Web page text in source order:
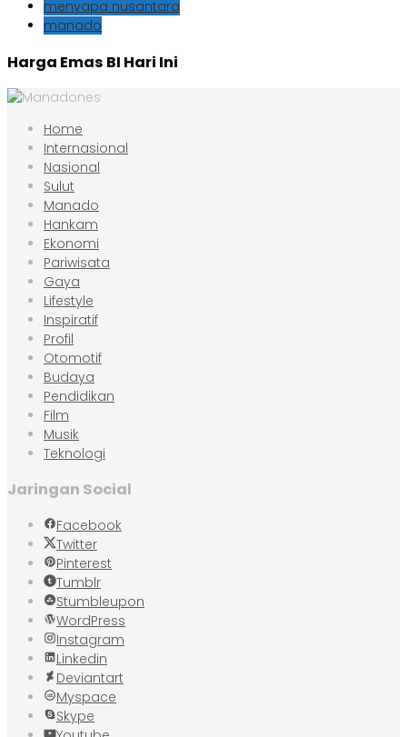
menyapa nusantara
manado
Harga Emas BI Hari Ini
Home
Internasional
Nasional
Sulut
Manado
Hankam
Ekonomi
Pariwisata
Gaya
Lifestyle
Inspiratif
Profil
Otomotif
Budaya
Pendidikan
Film
Musik
Teknologi
Jaringan Social
Facebook
Twitter
Pinterest
Tumblr
Stumbleupon
WordPress
Instagram
Linkedin
Deviantart
Myspace
Skype